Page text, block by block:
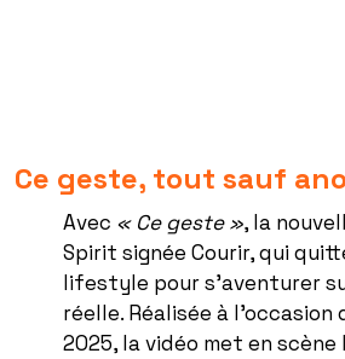
Ce geste, tout sauf
Avec « Ce geste », la
Spirit signée Courir, qui
lifestyle pour s’aventurer
réelle. Réalisée à l’occasion
2025, la vidéo met en scène